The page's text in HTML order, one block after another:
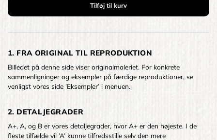
1. FRA ORIGINAL TIL REPRODUKTION
Billedet på denne side viser originalmaleriet. For konkrete
sammenligninger og eksempler på færdige reproduktioner, se
venligst vores side ’Eksempler’ i menuen.
2. DETALJEGRADER
A+, A, og B er vores detaljegrader, hvor A+ er den højeste. I de
fleste tilfælde vil ’A’ kunne tilfredsstille selv den mere